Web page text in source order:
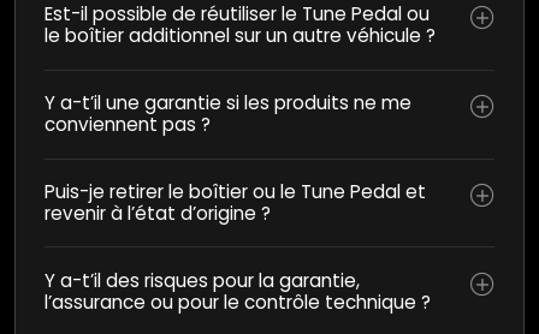
Est-il possible de réutiliser le Tune Pedal ou
le boîtier additionnel sur un autre véhicule ?
Y a-t’il une garantie si les produits ne me
conviennent pas ?
Puis-je retirer le boîtier ou le Tune Pedal et
revenir à l’état d’origine ?
Y a-t’il des risques pour la garantie,
l’assurance ou pour le contrôle technique ?